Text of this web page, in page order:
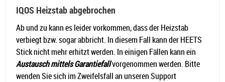
IQOS Heizstab abgebrochen
Ab und zu kann es leider vorkommen, dass der Heizstab
verbiegt bzw. sogar abbricht. In diesem Fall kann der HEETS
Stick nicht mehr erhitzt werden. In einigen Fällen kann ein
Austausch mittels Garantiefallvorgenommen werden. Bitte
wenden Sie sich im Zweifelsfall an unseren Support